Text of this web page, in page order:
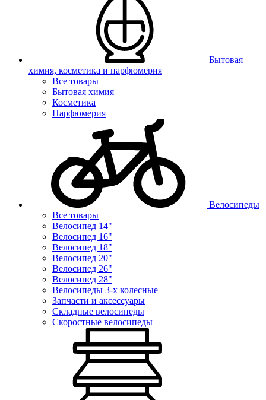
Бытовая
химия, косметика и парфюмерия
Все товары
Бытовая химия
Косметика
Парфюмерия
Велосипеды
Все товары
Велосипед 14"
Велосипед 16"
Велосипед 18"
Велосипед 20"
Велосипед 26"
Велосипед 28"
Велосипеды 3-х колесные
Запчасти и аксессуары
Складные велосипеды
Скоростные велосипеды